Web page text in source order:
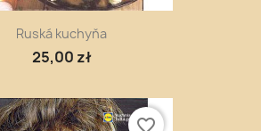
Ruská kuchyňa
25,00 zł
favorite_border